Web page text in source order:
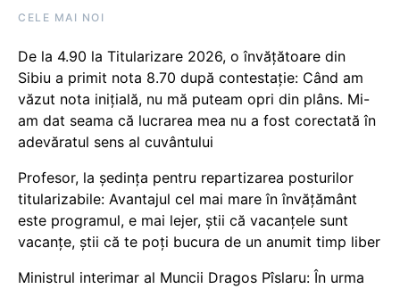
CELE MAI NOI
De la 4.90 la Titularizare 2026, o învățătoare din
Sibiu a primit nota 8.70 după contestație: Când am
văzut nota inițială, nu mă puteam opri din plâns. Mi-
am dat seama că lucrarea mea nu a fost corectată în
adevăratul sens al cuvântului
Profesor, la ședința pentru repartizarea posturilor
titularizabile: Avantajul cel mai mare în învățământ
este programul, e mai lejer, știi că vacanțele sunt
vacanţe, știi că te poți bucura de un anumit timp liber
Ministrul interimar al Muncii Dragos Pîslaru: În urma